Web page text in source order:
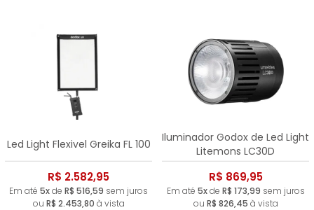
Led Light Flexivel Greika FL 100
R$ 2.582,95
Em até 5xde R$ 516,59 sem juros
ou R$ 2.453,80 à vista
Iluminador Godox de Led Light
Litemons LC30D
R$ 869,95
Em até 5xde R$ 173,99 sem juros
ou R$ 826,45 à vista